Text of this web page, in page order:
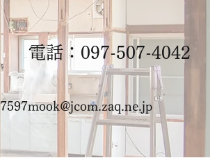
電話：097-507-4042
7597mook@jcom.zaq.ne.jp